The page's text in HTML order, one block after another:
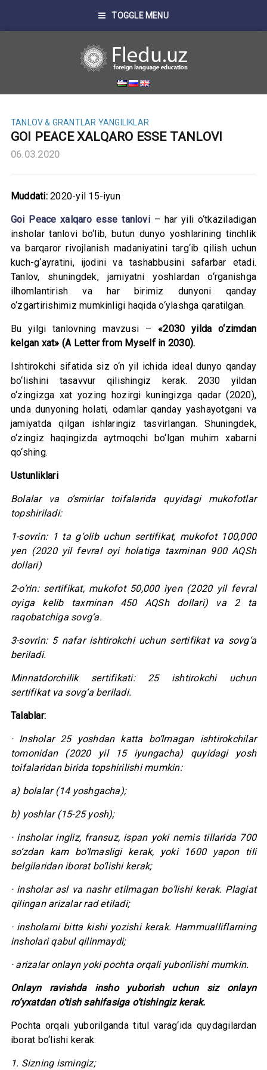
TOGGLE MENU
TANLOV & GRANTLAR YANGILIKLAR
GOI PEACE XALQARO ESSE TANLOVI
06.03.2020
Muddati:2020-yil 15-iyun
Goi Peace xalqaro esse tanlovi– har yili o‘tkaziladigan
insholar tanlovi bo‘lib, butun dunyo yoshlarining tinchlik
va barqaror rivojlanish madaniyatini targ‘ib qilish uchun
kuch-g‘ayratini, ijodini va tashabbusini safarbar etadi.
Tanlov, shuningdek, jamiyatni yoshlardan o‘rganishga
ilhomlantirish va har birimiz dunyoni qanday
o‘zgartirishimiz mumkinligi haqida o‘ylashga qaratilgan.
Bu yilgi tanlovning mavzusi –«2030 yilda o‘zimdan
kelgan xat» (A Letter from Myself in 2030).
Ishtirokchi sifatida siz o‘n yil ichida ideal dunyo qanday
bo‘lishini tasavvur qilishingiz kerak. 2030 yildan
o‘zingizga xat yozing hozirgi kuningizga qadar (2020),
unda dunyoning holati, odamlar qanday yashayotgani va
jamiyatda qilgan ishlaringiz tasvirlangan. Shuningdek,
o‘zingiz haqingizda aytmoqchi bo‘lgan muhim xabarni
qo‘shing.
Ustunliklari
Bolalar va o‘smirlar toifalarida quyidagi mukofotlar
topshiriladi:
1-sovrin: 1 ta g‘olib uchun sertifikat, mukofot 100,000
yen (2020 yil fevral oyi holatiga taxminan 900 AQSh
dollari)
2-o‘rin: sertifikat, mukofot 50,000 iyen (2020 yil fevral
oyiga kelib taxminan 450 AQSh dollari) va 2 ta
raqobatchiga sovg‘a.
3-sovrin: 5 nafar ishtirokchi uchun sertifikat va sovg‘a
beriladi.
Minnatdorchilik sertifikati: 25 ishtirokchi uchun
sertifikat va sovg‘a beriladi.
Talablar:
· Insholar 25 yoshdan katta bo‘lmagan ishtirokchilar
tomonidan (2020 yil 15 iyungacha) quyidagi yosh
toifalaridan birida topshirilishi mumkin:
a) bolalar (14 yoshgacha);
b) yoshlar (15-25 yosh);
· insholar ingliz, fransuz, ispan yoki nemis tillarida 700
so‘zdan kam bo‘lmasligi kerak, yoki 1600 yapon tili
belgilaridan iborat bo‘lishi kerak;
· insholar asl va nashr etilmagan bo‘lishi kerak. Plagiat
qilingan arizalar rad etiladi;
· insholarni bitta kishi yozishi kerak. Hammualliflarning
insholari qabul qilinmaydi;
· arizalar onlayn yoki pochta orqali yuborilishi mumkin.
Onlayn ravishda insho yuborish uchun siz onlayn
ro‘yxatdan o‘tish sahifasiga o‘tishingiz kerak.
Pochta orqali yuborilganda titul varag‘ida quydagilardan
iborat bo‘lishi kerak:
1. Sizning ismingiz;